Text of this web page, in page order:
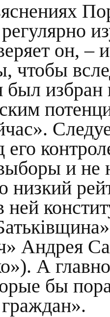
он, –
чтобы
был
его
и не
низкий
ней
Андрея
А
бы